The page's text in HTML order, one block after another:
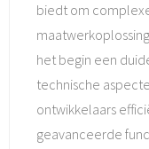
biedt om
het begin een
technische
ontwikkelaars
geavanceerde